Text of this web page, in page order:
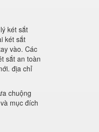
két sắt
két sắt
vào. Các
sắt an toàn
địa chỉ
chuộng
mục đích